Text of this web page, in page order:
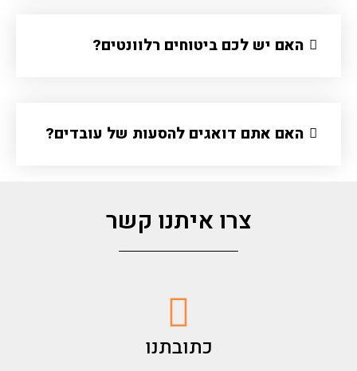
האם יש לכם ביטוחים רלוונטים?
האם אתם דואגים להסעות של עובדים?
צרו איתנו קשר
כתובתנו